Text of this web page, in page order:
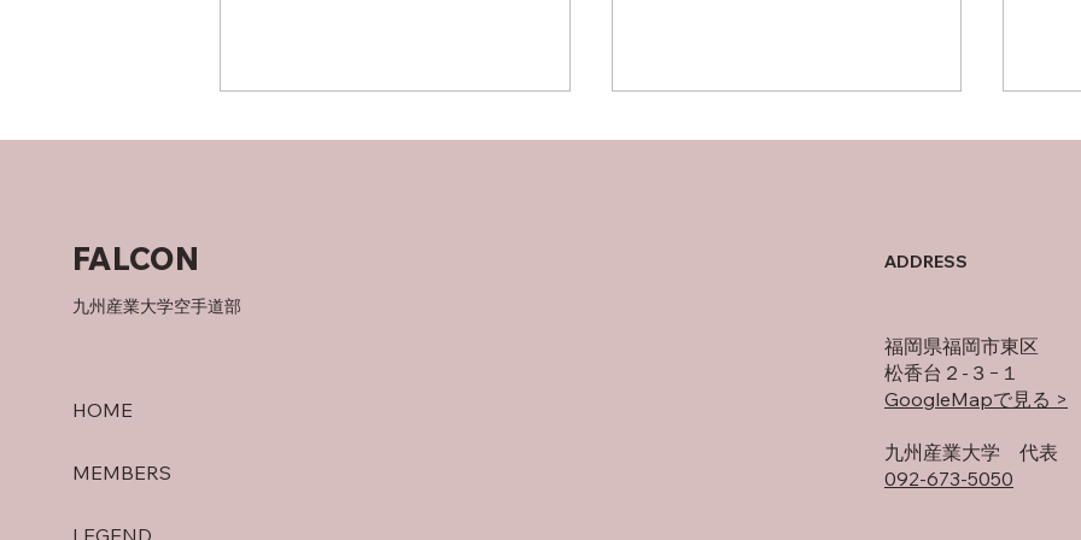
HOME
MEMBERS
LEGEND
FALCON
九州産業大学空手道部
ADDRESS
福岡県福岡市東区
松香台２-３−１
GoogleMapで見る >
​九州産業大学 代表
092-673-5050